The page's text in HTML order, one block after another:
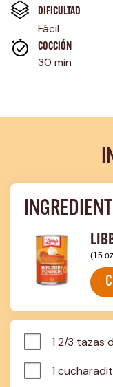
en
la
misma
página.
DIFICULTAD
Fácil
COCCIÓN
30 min
(15
1 2/3 tazas
1